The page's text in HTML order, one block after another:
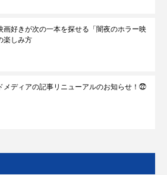
画好きが次の一本を探せる「闇夜のホラー映
楽しみ方
メディアの記事リニューアルのお知らせ！㉒